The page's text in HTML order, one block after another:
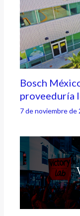
Bosch
proveeduría
7 de noviembre de